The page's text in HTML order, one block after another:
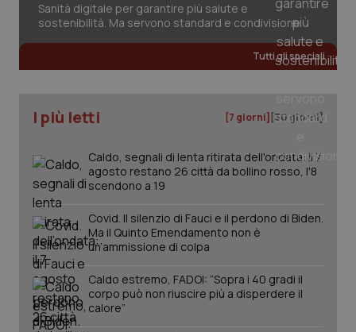
Sanità digitale per garantire più salute e
sostenibilità. Ma servono standard e condivisione
Tutti gli speciali
I più letti [7 giorni] [30 giorni]
Caldo, segnali di lenta ritirata dell'ondata: il 7
agosto restano 26 città da bollino rosso, l'8
scendono a 19
Covid. Il silenzio di Fauci e il perdono di Biden.
Ma il Quinto Emendamento non è
un’ammissione di colpa
Caldo estremo, FADOI: “Sopra i 40 gradi il
corpo può non riuscire più a disperdere il
calore”
PHPSESSID
PHP.net